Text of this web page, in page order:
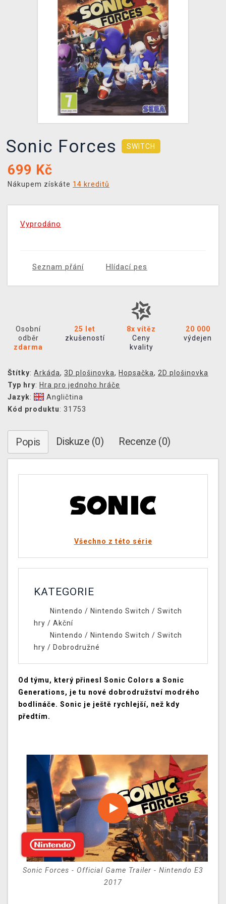
XZONE KLUB
TCG & BOARDGAME HUB
VÝKUP HER (BAZAR)
Sonic Forces SWITCH
699 Kč
Nákupem získáte 14 kreditů
Vyprodáno
Seznam přání Hlídací pes
Osobní
odběr
zdarma
25 let
zkušeností
8x vítěz
Ceny
kvality
20 000
výdejen
Štítky: Arkáda, 3D plošinovka, Hopsačka, 2D plošinovka
Typ hry: Hra pro jednoho hráče
Jazyk:
Angličtina
Kód produktu: 31753
Popis Diskuze (0) Recenze (0)
Všechno z této série
KATEGORIE
Nintendo / Nintendo Switch / Switch
hry / Akční
Nintendo / Nintendo Switch / Switch
hry / Dobrodružné
Od týmu, který přinesl Sonic Colors a Sonic
Generations, je tu nové dobrodružství modrého
bodlináče. Sonic je ještě rychlejší, než kdy
předtím.
Sonic Forces - Official Game Trailer - Nintendo E3
2017